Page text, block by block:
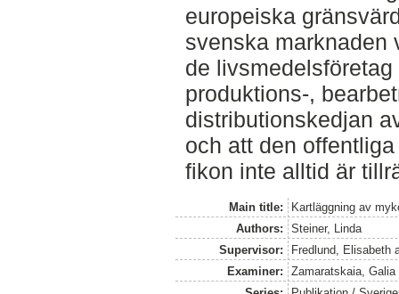
europeiska
svenska marknaden
de
produktions-,
distributionskedjan
och att den
fikon inte alltid är
Main title:
Kartläggning av
Authors:
Steiner, Linda
Supervisor:
Fredlund, Elisabeth
Examiner:
Zamaratskaia, Galia